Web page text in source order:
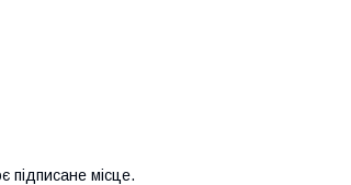
підписане місце.